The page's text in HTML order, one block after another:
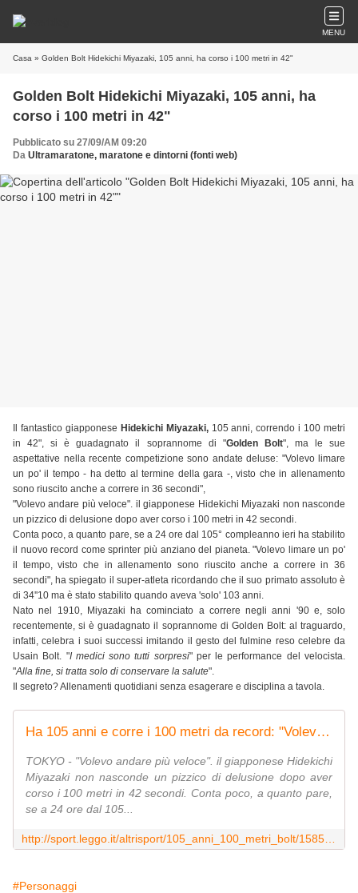
MENU
Casa » Golden Bolt Hidekichi Miyazaki, 105 anni, ha corso i 100 metri in 42"
Golden Bolt Hidekichi Miyazaki, 105 anni, ha
corso i 100 metri in 42"
Pubblicato su 27/09/AM 09:20
Da Ultramaratone, maratone e dintorni (fonti web)
Il fantastico giapponese Hidekichi Miyazaki,105 anni, correndo i 100 metri
in 42", si è guadagnato il soprannome di "Golden Bolt", ma le sue
aspettative nella recente competizione sono andate deluse: "Volevo limare
un po' il tempo - ha detto al termine della gara -, visto che in allenamento
sono riuscito anche a correre in 36 secondi",
"Volevo andare più veloce". il giapponese Hidekichi Miyazaki non nasconde
un pizzico di delusione dopo aver corso i 100 metri in 42 secondi.
Conta poco, a quanto pare, se a 24 ore dal 105° compleanno ieri ha stabilito
il nuovo record come sprinter più anziano del pianeta. "Volevo limare un po'
il tempo, visto che in allenamento sono riuscito anche a correre in 36
secondi", ha spiegato il super-atleta ricordando che il suo primato assoluto è
di 34''10 ma è stato stabilito quando aveva 'solo' 103 anni.
Nato nel 1910, Miyazaki ha cominciato a correre negli anni '90 e, solo
recentemente, si è guadagnato il soprannome di Golden Bolt: al traguardo,
infatti, celebra i suoi successi imitando il gesto del fulmine reso celebre da
Usain Bolt. "I medici sono tutti sorpresi" per le performance del velocista.
"Alla fine, si tratta solo di conservare la salute".
Il segreto? Allenamenti quotidiani senza esagerare e disciplina a tavola.
Ha 105 anni e corre i 100 metri da record: "Volevo andare forte come Bolt"
TOKYO - "Volevo andare più veloce". il giapponese Hidekichi
Miyazaki non nasconde un pizzico di delusione dopo aver
corso i 100 metri in 42 secondi. Conta poco, a quanto pare,
se a 24 ore dal 105...
#Personaggi